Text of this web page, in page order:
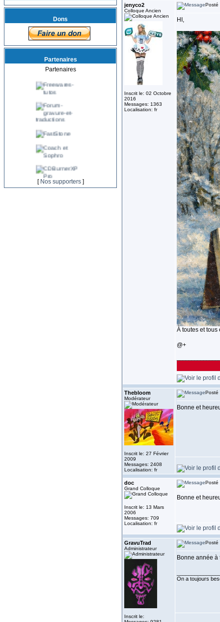
Dons
Partenaires
Partenaires
[ Nos supporters]
jenyco2
Colloque Ancien
Inscrit le: 02 Octobre
2016
Messages: 1363
Localisation: fr
Posté
HI,
À toutes et
@+
Thebloom
Modérateur
Inscrit le: 27 Février
2009
Messages: 2408
Localisation: fr
Posté
Bonne et
doc
Grand Colloque
Inscrit le: 13 Mars
2006
Messages: 709
Localisation: fr
Posté
Bonne et
GravuTrad
Administrateur
Inscrit le:
Posté
Bonne année
On a toujours